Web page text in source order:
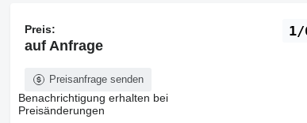
1/
Preis:
auf Anfrage
Preisanfrage senden
Benachrichtigung erhalten bei
Preisänderungen